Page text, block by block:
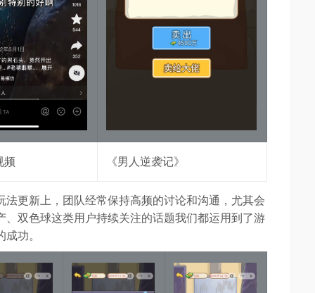
频 《男人逆袭记》
法更新上，团队经常保持高频的讨论和沟通，尤其会
双色球这类用户持续关注的话题我们都运用到了游
功。